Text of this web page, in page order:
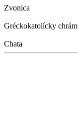
Zvonica
Gréckokatolícky chrám
Chata